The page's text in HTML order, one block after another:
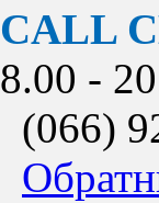
CALL
8.00 -
(066)